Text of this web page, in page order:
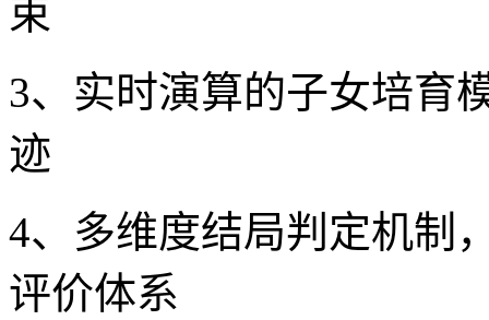
束
3、实时演算的子女培育
迹
4、多维度结局判定机制
评价体系